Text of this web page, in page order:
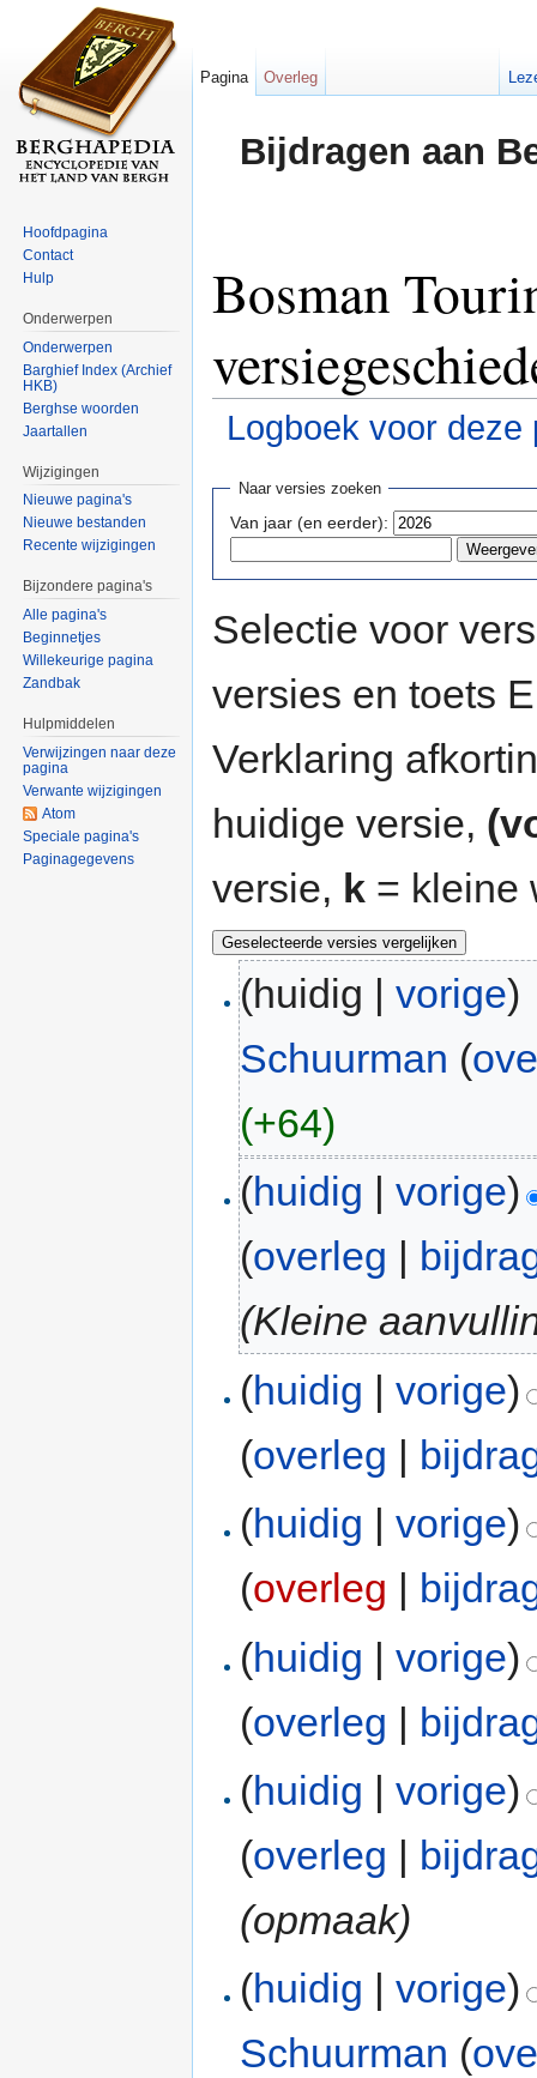
Bijdragen aan
Bosman
Logboek voor deze
Naar versies zoeken
Van jaar (en eerder):
Selectie voor
versies en toets
Verklaring
huidige versie,
versie, k = kleine
(huidig |vorige)
Schuurman (
(+64)
(huidig |vorige)
(overleg
(Kleine
(huidig |vorige)
(overleg |
(huidig |vorige)
(overleg |
(huidig |vorige)
(overleg |
(huidig |vorige)
(overleg |
(opmaak)
(huidig |vorige)
Schuurman (
Pagina Overleg
Hoofdpagina
Contact
Hulp
Onderwerpen
Onderwerpen
Barghief Index (Archief
HKB)
Berghse woorden
Jaartallen
Wijzigingen
Nieuwe pagina's
Nieuwe bestanden
Recente wijzigingen
Bijzondere pagina's
Alle pagina's
Beginnetjes
Willekeurige pagina
Zandbak
Hulpmiddelen
Verwijzingen naar deze
pagina
Verwante wijzigingen
Atom
Speciale pagina's
Paginagegevens